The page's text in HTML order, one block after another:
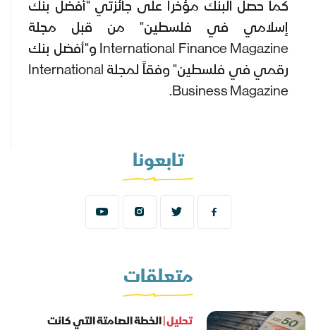
كما حصل البنك مؤخرا على جائزتي "أفضل بنك
إسلامي في فلسطين" من قبل مجلة
International Finance Magazine و"أفضل بنك
رقمي في فلسطين" وفقاً لمجلة International
Business Magazine.
تابعونا
متعلقات
تحليل |الخطة الصامتة التي كانت